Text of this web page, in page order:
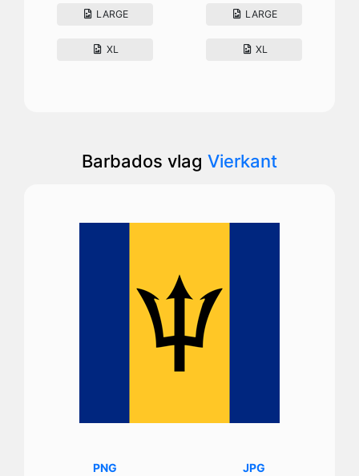
LARGE
XL
LARGE
XL
Barbados vlag Vierkant
PNG JPG